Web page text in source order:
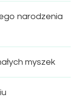
narodzenia
myszek